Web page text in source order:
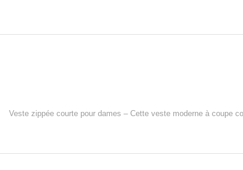
Veste zippée courte pour dames – Cette veste moderne à coupe